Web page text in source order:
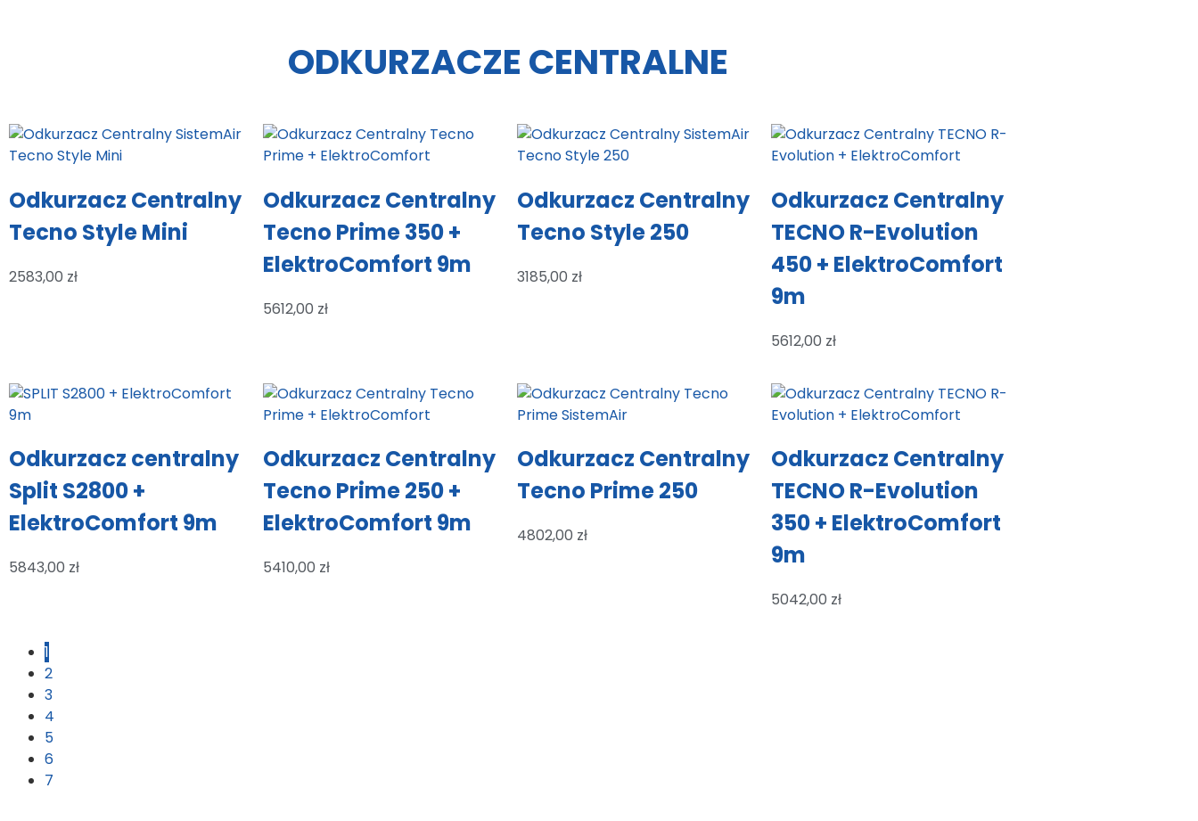
ODKURZACZE CENTRALNE
Odkurzacz Centralny
Tecno Style Mini
2583,00 zł
Odkurzacz Centralny
Tecno Prime 350 +
ElektroComfort 9m
5612,00 zł
Odkurzacz Centralny
Tecno Style 250
3185,00 zł
Odkurzacz Centralny
TECNO R-Evolution
450 + ElektroComfort
9m
5612,00 zł
Odkurzacz centralny
Split S2800 +
ElektroComfort 9m
5843,00 zł
Odkurzacz Centralny
Tecno Prime 250 +
ElektroComfort 9m
5410,00 zł
Odkurzacz Centralny
Tecno Prime 250
4802,00 zł
Odkurzacz Centralny
TECNO R-Evolution
350 + ElektroComfort
9m
5042,00 zł
1
2
3
4
5
6
7